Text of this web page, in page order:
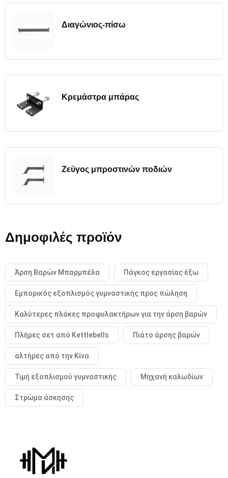
Διαγώνιος-πίσω
Κρεμάστρα μπάρας
Ζεύγος μπροστινών ποδιών
Δημοφιλές προϊόν
Άρση Βαρών Μπαρμπέλα Πάγκος εργασίας έξω
Εμπορικός εξοπλισμός γυμναστικής προς πώληση
Καλύτερες πλάκες προφυλακτήρων για την άρση βαρών
Πλήρες σετ από Kettlebells Πιάτο άρσης βαρών
αλτήρες από την Κίνα
Τιμή εξοπλισμού γυμναστικής Μηχανή καλωδίων
Στρώμα άσκησης